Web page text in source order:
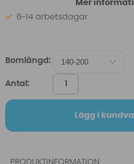
Mer
6-14 arbetsdagar
Bomlängd:
Antal:
Lägg i
PRODUKTINFORMATION